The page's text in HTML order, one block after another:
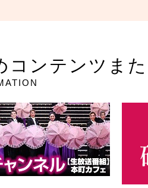
コンテンツま